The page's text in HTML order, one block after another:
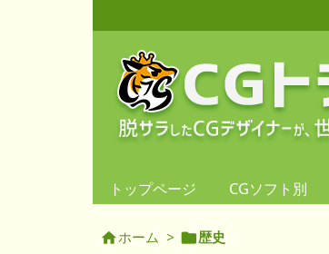
トップページ CGソフト別
ホーム > 歴史